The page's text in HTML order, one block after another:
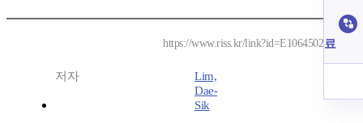
https://www.riss.kr/link?id=E1064502
저자
Lim,
Dae-
Sik
료